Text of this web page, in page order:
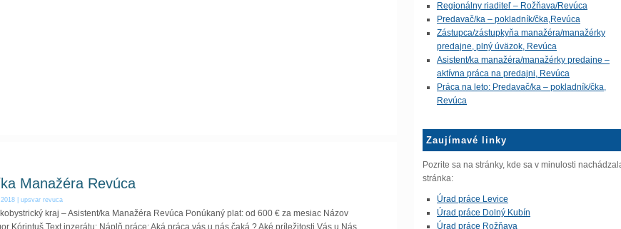
Manažéra Revúca
upsvar revuca
kraj – Asistent/ka Manažéra Revúca Ponúkaný plat: od 600 € za mesiac Názov
Kórintuš Text inzerátu: Náplň práce: Aká práca vás u nás čaká ? Aké príležitosti Vás u Nás
Regionálny riaditeľ – Rožňava/Revúca
Predavač/ka – pokladník/čka,Revúca
Zástupca/zástupkyňa manažéra/manažérky
predajne, plný úväzok, Revúca
Asistent/ka manažéra/manažérky predajne –
aktívna práca na predajni, Revúca
Práca na leto: Predavač/ka – pokladník/čka,
Revúca
Zaujímavé linky
Pozrite sa na stránky, kde sa v minulosti
stránka:
Úrad práce Levice
Úrad práce Dolný Kubín
Úrad práce Rožňava